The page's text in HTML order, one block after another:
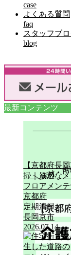
case
よくある質問
faq
スタッフブ
blog
最新コンテンツ
【京都府長
掃｜最適な
フロアメン
京都府
定期清掃
長岡京市
2026.07.14